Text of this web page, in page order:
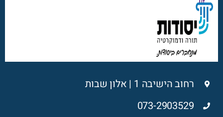
רחוב הישיבה 1 | אלון שבות
073-2903529